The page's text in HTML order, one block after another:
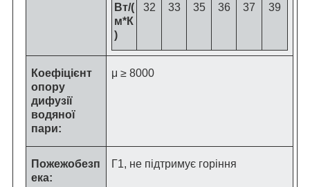
Вт/(
м*К
)
32
33
35
36
37
39
Коефіцієнт
опору
дифузії
водяної
пари:
μ ≥ 8000
Пожежобезп
ека:
Г1, не підтримує горіння